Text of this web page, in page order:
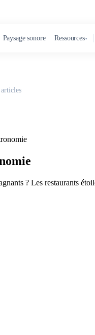
Paysage sonore Ressources▾
? Les restaurants